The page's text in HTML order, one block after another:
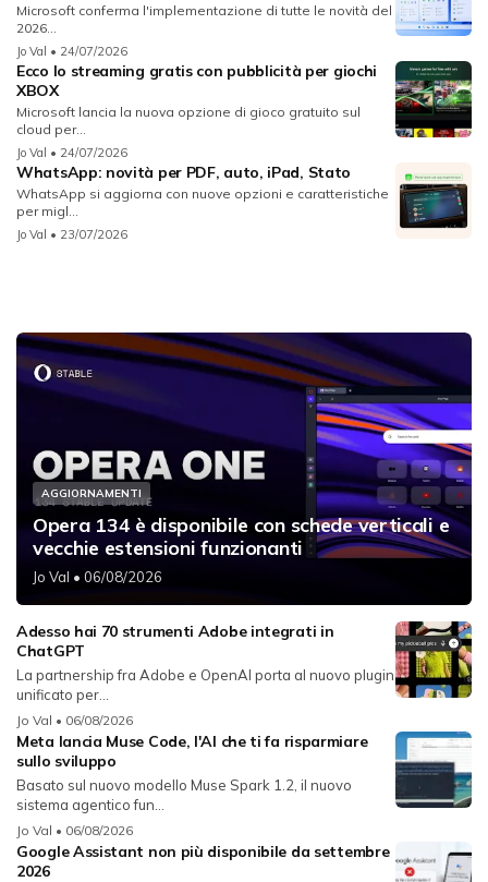
Microsoft conferma l'implementazione di tutte le novità del
2026...
Jo Val • 24/07/2026
Ecco lo streaming gratis con pubblicità per giochi
XBOX
Microsoft lancia la nuova opzione di gioco gratuito sul
cloud per...
Jo Val • 24/07/2026
WhatsApp: novità per PDF, auto, iPad, Stato
WhatsApp si aggiorna con nuove opzioni e caratteristiche
per migl...
Jo Val • 23/07/2026
AGGIORNAMENTI
Opera 134 è disponibile con schede verticali e
vecchie estensioni funzionanti
Jo Val • 06/08/2026
Adesso hai 70 strumenti Adobe integrati in
ChatGPT
La partnership fra Adobe e OpenAI porta al nuovo plugin
unificato per...
Jo Val • 06/08/2026
Meta lancia Muse Code, l'AI che ti fa risparmiare
sullo sviluppo
Basato sul nuovo modello Muse Spark 1.2, il nuovo
sistema agentico fun...
Jo Val • 06/08/2026
Google Assistant non più disponibile da settembre
2026